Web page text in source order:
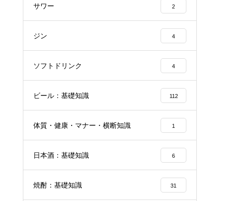
サワー 2
ジン 4
ソフトドリンク 4
ビール：基礎知識 112
体質・健康・マナー・横断知識 1
日本酒：基礎知識 6
焼酎：基礎知識 31